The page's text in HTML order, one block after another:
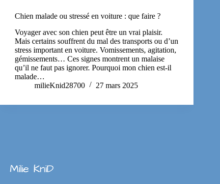
Chien malade ou stressé en voiture : que faire ?
Voyager avec son chien peut être un vrai plaisir.
Mais certains souffrent du mal des transports ou d’un
stress important en voiture. Vomissements, agitation,
gémissements… Ces signes montrent un malaise
qu’il ne faut pas ignorer. Pourquoi mon chien est-il
malade…
milieKnid28700
27 mars 2025
Milie KniD